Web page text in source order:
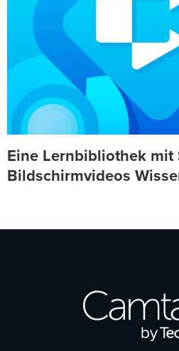
Eine Lernbibliothek mit
Bildschirmvideos